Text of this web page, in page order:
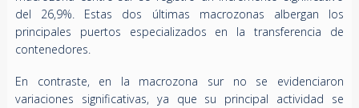
del 26,9%. Estas dos últimas macrozonas albergan los
principales puertos especializados en la transferencia de
contenedores.
En contraste, en la macrozona sur no se evidenciaron
variaciones significativas, ya que su principal actividad se